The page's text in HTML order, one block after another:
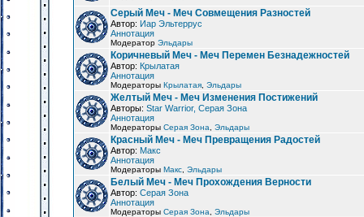
Серый Меч - Меч Совмещения Разностей
Автор: Иар Эльтеррус
Аннотация
Модератор Эльдары
Коричневый Меч - Меч Перемен Безнадежностей
Автор: Крылатая
Аннотация
Модераторы Крылатая Эльдары
Желтый Меч - Меч Изменения Постижений
Авторы: Star Warrior, Серая Зона
Аннотация
Модераторы Серая Зона Эльдары
Красный Меч - Меч Превращения Радостей
Автор: Макс
Аннотация
Модераторы Макс Эльдары
Белый Меч - Меч Прохождения Верности
Автор: Серая Зона
Аннотация
Модераторы Серая Зона
Эльдары